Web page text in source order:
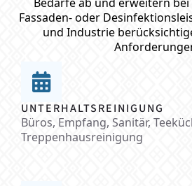
Fassaden- oder
und Industrie
UNTERHALTSREINIGUNG
Büros, Empfang, Sanitär,
Treppenhausreinigung